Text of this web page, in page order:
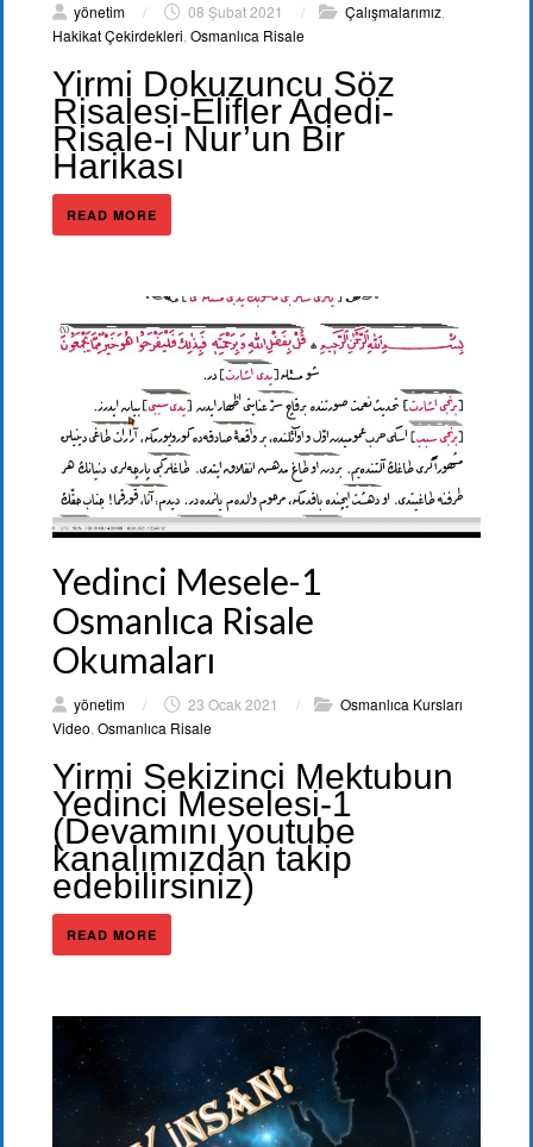
yönetim / 08 Şubat 2021 / Çalışmalarımız
Hakikat Çekirdekleri Osmanlıca Risale
Yirmi Dokuzuncu Söz
Risalesi-Elifler Adedi-
Risale-i Nur’un Bir
Harikası
READ MORE
Yedinci Mesele-1
Osmanlıca Risale
Okumaları
yönetim / 23 Ocak 2021 /
Osmanlıca Kursları
Video Osmanlıca Risale
Yirmi Sekizinci Mektubun
Yedinci Meselesi-1
(Devamını youtube
kanalımızdan takip
edebilirsiniz)
READ MORE